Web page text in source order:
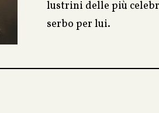
lustrini delle più
serbo per lui.